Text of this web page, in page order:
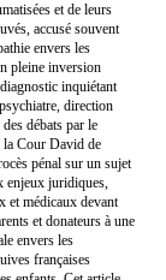
et de leurs
accusé souvent
envers les
pleine inversion
inquiétant
direction
débats par le
la Cour David de
pénal sur un sujet
enjeux juridiques,
et médicaux devant
et donateurs à une
envers les
françaises